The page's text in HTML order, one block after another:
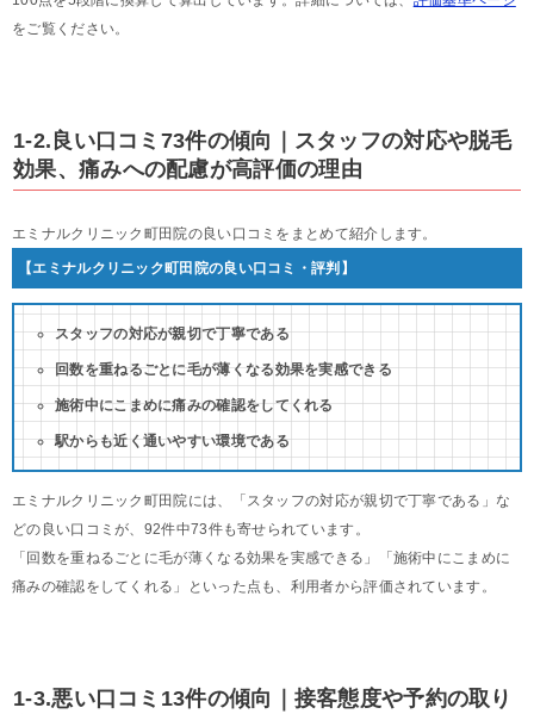
をご覧ください。
1-2.良い口コミ73件の傾向｜スタッフの対応や脱毛
効果、痛みへの配慮が高評価の理由
エミナルクリニック町田院の良い口コミをまとめて紹介します。
【エミナルクリニック町田院の良い口コミ・評判】
スタッフの対応が親切で丁寧である
回数を重ねるごとに毛が薄くなる効果を実感できる
施術中にこまめに痛みの確認をしてくれる
駅からも近く通いやすい環境である
エミナルクリニック町田院には、「スタッフの対応が親切で丁寧である」な
どの良い口コミが、92件中73件も寄せられています。
「回数を重ねるごとに毛が薄くなる効果を実感できる」「施術中にこまめに
痛みの確認をしてくれる」といった点も、利用者から評価されています。
1-3.悪い口コミ13件の傾向｜接客態度や予約の取り